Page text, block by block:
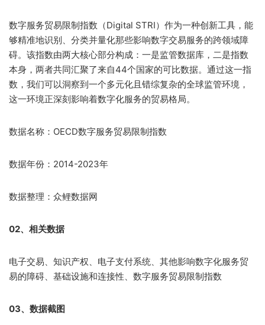
数字服务贸易限制指数（Digital STRI）作为一种创新工具，能
够精准地识别、分类并量化那些影响数字交易服务的跨领域障
碍。该指数由两大核心部分构成：一是监管数据库，二是指数
本身，两者共同汇聚了来自44个国家的可比数据。通过这一指
数，我们可以洞察到一个多元化且错综复杂的全球监管环境，
这一环境正深刻影响着数字化服务的贸易格局。
数据名称：OECD数字服务贸易限制指数
数据年份：2014-2023年
数据整理：众鲤数据网
02、相关数据
电子交易、知识产权、电子支付系统、其他影响数字化服务贸
易的障碍、基础设施和连接性、数字服务贸易限制指数
03、数据截图